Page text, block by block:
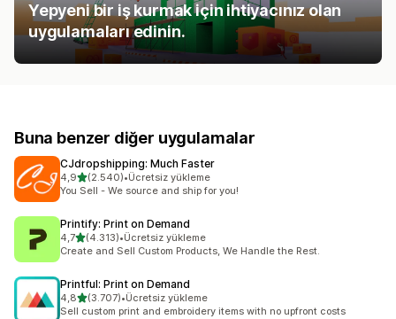
Yepyeni bir iş kurmak için ihtiyacınız olan
uygulamaları edinin.
Buna benzer diğer uygulamalar
CJdropshipping: Much Faster
4,95 yıldız üzerinden
(2.540)
toplam 2540 değerlendirme
•Ücretsiz yükleme
You Sell - We source and ship for you!
Printify: Print on Demand
4,75 yıldız üzerinden
(4.313)
toplam 4313 değerlendirme
•Ücretsiz yükleme
Create and Sell Custom Products, We Handle the Rest.
Printful: Print on Demand
4,85 yıldız üzerinden
(3.707)
toplam 3707 değerlendirme
•Ücretsiz yükleme
Sell custom print and embroidery items with no upfront costs